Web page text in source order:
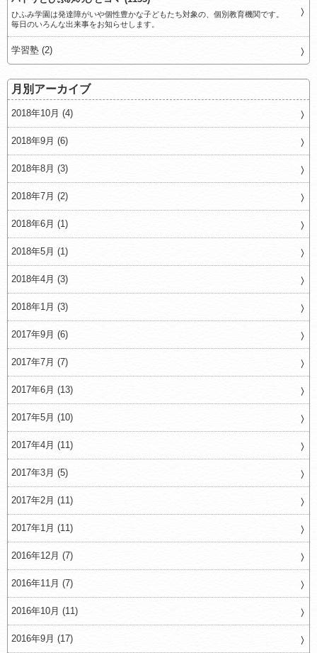
ひふみ学園は発達障がいや個性豊かな子どもたち対象の、個別教育機関です。
毎日のいろんな出来事をお知らせします。
学習塾 (2)
月別アーカイブ
2018年10月 (4)
2018年9月 (6)
2018年8月 (3)
2018年7月 (2)
2018年6月 (1)
2018年5月 (1)
2018年4月 (3)
2018年1月 (3)
2017年9月 (6)
2017年7月 (7)
2017年6月 (13)
2017年5月 (10)
2017年4月 (11)
2017年3月 (5)
2017年2月 (11)
2017年1月 (11)
2016年12月 (7)
2016年11月 (7)
2016年10月 (11)
2016年9月 (17)